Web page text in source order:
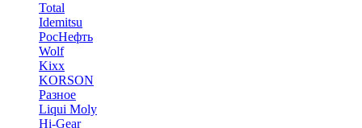
Total
Idemitsu
РосНефть
Wolf
Kixx
KORSON
Разное
Liqui Moly
Hi-Gear